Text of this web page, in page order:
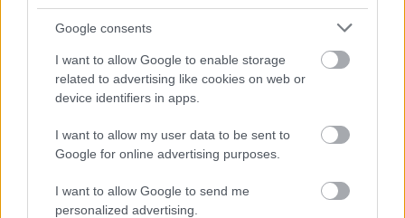
Google consents
I want to allow Google to enable storage
related to advertising like cookies on web or
device identifiers in apps.
I want to allow my user data to be sent to
Google for online advertising purposes.
I want to allow Google to send me
personalized advertising.
Nos, az Apple szeptemberi bejelentéseiben semmi
érdekeset vagy meglepőt nem láthattunk. Kínos,
hogy 2014 őszéig örlődtek azon, hogy ellent ...
Hogyan kínozzuk hatékonyan a
felhasználóinkat?
hírbehozó•2014. július 16.